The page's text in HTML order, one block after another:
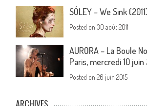
SÓLEY – We Sink
Posted on30 août 2011
AURORA – La Boule
Paris, mercredi 10 juin
Posted on26 juin 2015